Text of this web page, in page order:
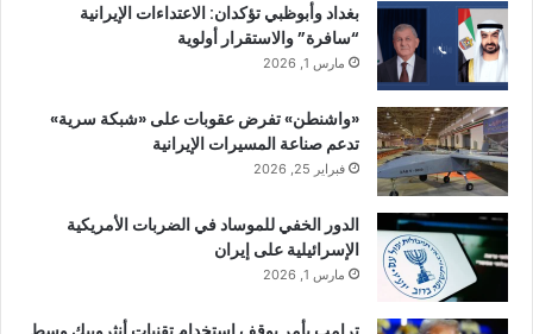
بغداد وأبوظبي تؤكدان: الاعتداءات الإيرانية
“سافرة” والاستقرار أولوية
مارس 1, 2026
«واشنطن» تفرض عقوبات على «شبكة سرية»
تدعم صناعة المسيرات الإيرانية
فبراير 25, 2026
الدور الخفي للموساد في الضربات الأمريكية
الإسرائيلية على إيران
مارس 1, 2026